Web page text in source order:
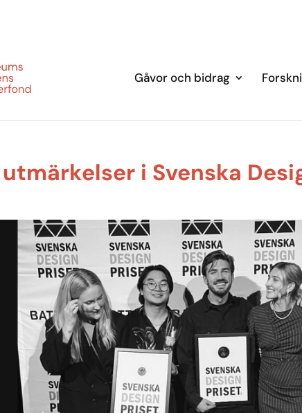
Gåvor och bidrag
i Svenska